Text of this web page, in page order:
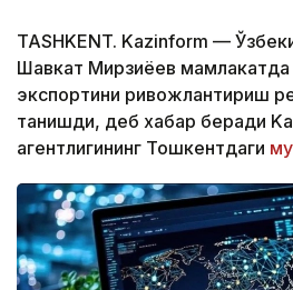
TASHKENT. Kazinform —
Шавкат Мирзиёев мамлакатда
экспортини ривожлантириш
танишди, деб хабар беради
агентлигининг Тошкентдаги